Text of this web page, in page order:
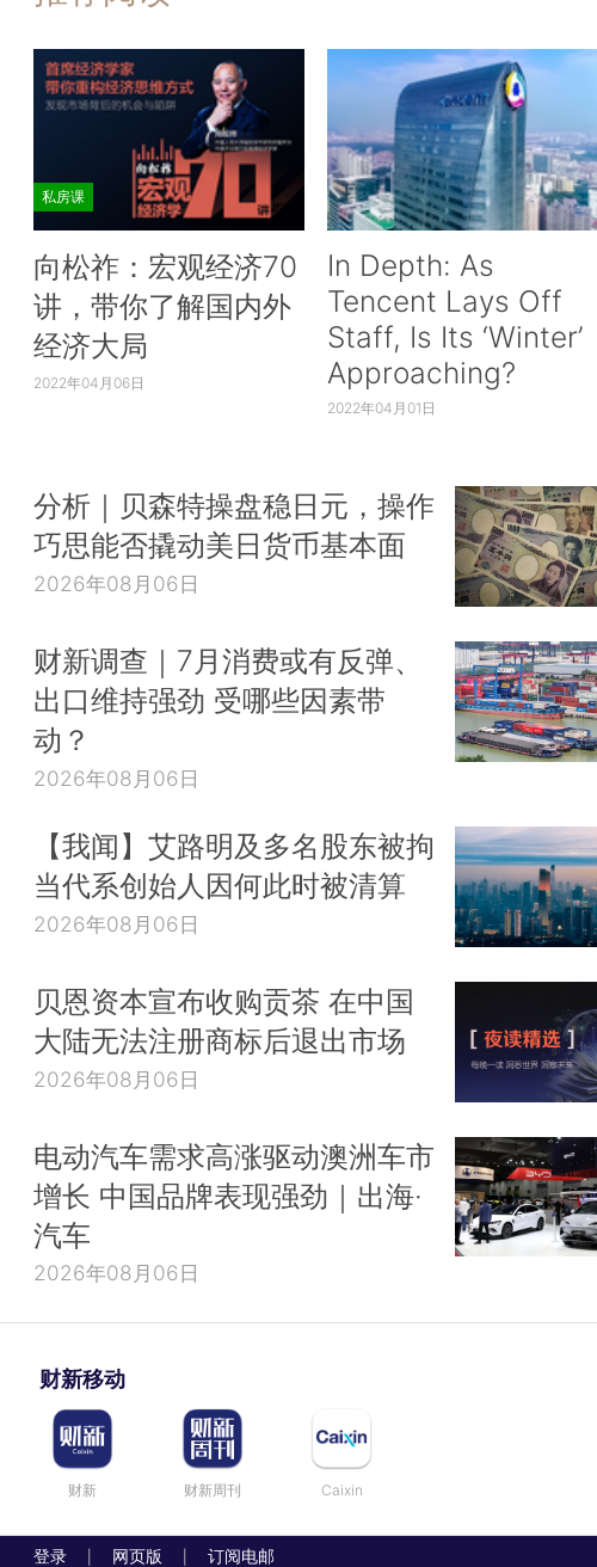
私房课
向松祚：宏观经济70
讲，带你了解国内外
经济大局
2022年04月06日
In Depth: As
Tencent Lays Off
Staff, Is Its ‘Winter’
Approaching?
2022年04月01日
分析｜贝森特操盘稳日元，操作
巧思能否撬动美日货币基本面
2026年08月06日
财新调查｜7月消费或有反弹、
出口维持强劲 受哪些因素带
动？
2026年08月06日
【我闻】艾路明及多名股东被拘
当代系创始人因何此时被清算
2026年08月06日
贝恩资本宣布收购贡茶 在中国
大陆无法注册商标后退出市场
2026年08月06日
电动汽车需求高涨驱动澳洲车市
增长 中国品牌表现强劲｜出海·
汽车
2026年08月06日
财新移动
财新 财新周刊 Caixin
登录 网页版 订阅电邮